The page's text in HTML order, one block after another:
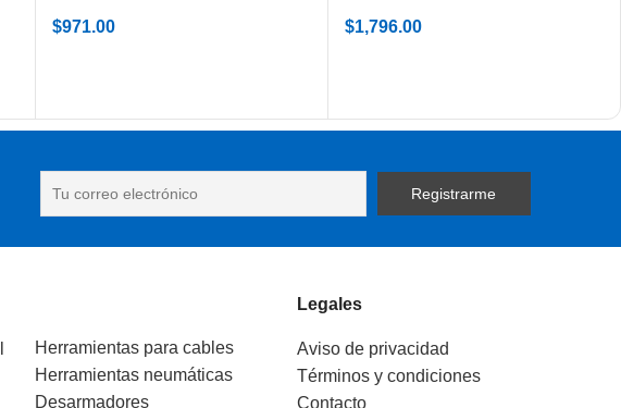
mm)
$971.00
192/14
$1,796.00
Herramientas para cables
Herramientas neumáticas
Desarmadores
Legales
Aviso de privacidad
Términos y condiciones
Contacto